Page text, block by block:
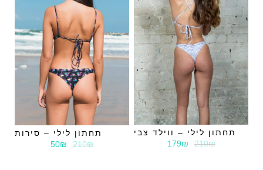
תחתון לילי – ווילד צבי
210₪
179₪
תחתון לילי – סירות
210₪
50₪